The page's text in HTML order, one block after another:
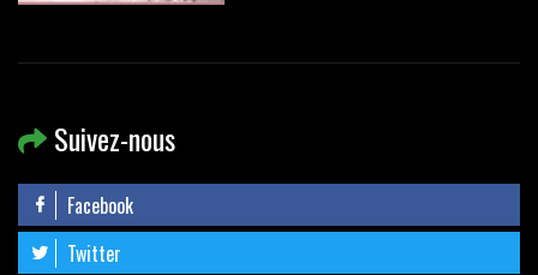
Suivez-nous
Facebook
Twitter